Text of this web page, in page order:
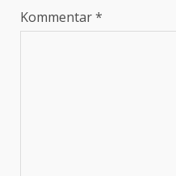
Kommentar*